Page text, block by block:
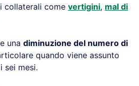
collaterali come vertigini, mal di
una diminuzione del numero di
quando viene assunto
sei mesi.